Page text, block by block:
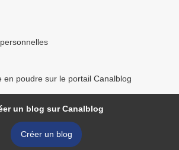
en poudre sur le portail Canalblog
un blog sur Canalblog
Créer un blog